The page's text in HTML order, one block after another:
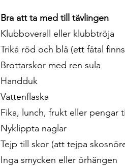
Bra att ta med till tävlingen
Klubboverall eller klubbtröja
Trikå röd och blå (ett fåtal
Brottarskor med ren sula
Handduk
Vattenflaska
Fika, lunch, frukt eller pengar
Nyklippta naglar
Tejp till skor (att tejpa
Inga smycken eller örhängen